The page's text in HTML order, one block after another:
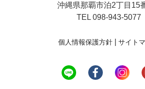
沖縄県那覇市泊2丁目15
TEL 098-943-5077
個人情報保護方針 サイト